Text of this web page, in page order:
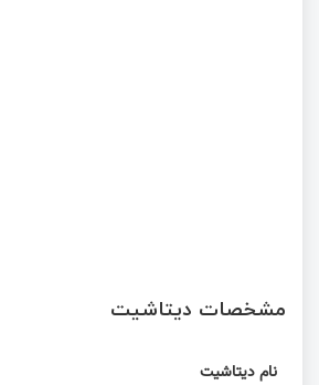
مشخصات دیتاشیت
نام دیتاشیت